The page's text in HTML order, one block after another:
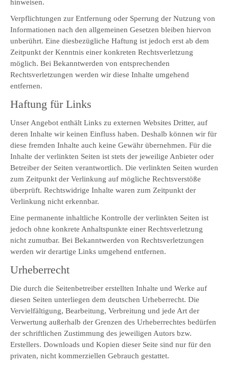
hinweisen.
Verpflichtungen zur Entfernung oder Sperrung der Nutzung von
Informationen nach den allgemeinen Gesetzen bleiben hiervon
unberührt. Eine diesbezügliche Haftung ist jedoch erst ab dem
Zeitpunkt der Kenntnis einer konkreten Rechtsverletzung
möglich. Bei Bekanntwerden von entsprechenden
Rechtsverletzungen werden wir diese Inhalte umgehend
entfernen.
Haftung für Links
Unser Angebot enthält Links zu externen Websites Dritter, auf
deren Inhalte wir keinen Einfluss haben. Deshalb können wir für
diese fremden Inhalte auch keine Gewähr übernehmen. Für die
Inhalte der verlinkten Seiten ist stets der jeweilige Anbieter oder
Betreiber der Seiten verantwortlich. Die verlinkten Seiten wurden
zum Zeitpunkt der Verlinkung auf mögliche Rechtsverstöße
überprüft. Rechtswidrige Inhalte waren zum Zeitpunkt der
Verlinkung nicht erkennbar.
Eine permanente inhaltliche Kontrolle der verlinkten Seiten ist
jedoch ohne konkrete Anhaltspunkte einer Rechtsverletzung
nicht zumutbar. Bei Bekanntwerden von Rechtsverletzungen
werden wir derartige Links umgehend entfernen.
Urheberrecht
Die durch die Seitenbetreiber erstellten Inhalte und Werke auf
diesen Seiten unterliegen dem deutschen Urheberrecht. Die
Vervielfältigung, Bearbeitung, Verbreitung und jede Art der
Verwertung außerhalb der Grenzen des Urheberrechtes bedürfen
der schriftlichen Zustimmung des jeweiligen Autors bzw.
Erstellers. Downloads und Kopien dieser Seite sind nur für den
privaten, nicht kommerziellen Gebrauch gestattet.